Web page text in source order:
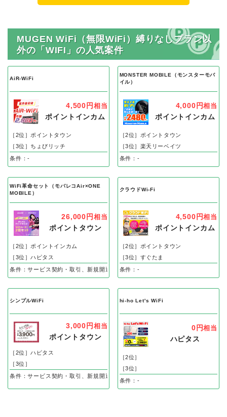
MUGEN WiFi（無限WiFi）縛りなしプラン以
外の「WIFI」の人気案件
AiR-WiFi
4,500円 相当
ポイントインカム
［2位］ポイントタウン
［3位］ちょびリッチ
条件：-
MONSTER MOBILE（モンスターモバ
イル）
4,000円相当
ポイントインカム
［2位］ポイントタウン
［3位］楽天リーベイツ
条件：-
WiFi革命セット（モバレコAir×ONE
MOBILE）
26,000円 相当
ポイントタウン
［2位］ポイントインカム
［3位］ハピタス
条件：サービス契約・取引、新規開通完了（割賦購入）で
クラウドWi-Fi
4,500円相当
ポイントインカム
［2位］ポイントタウン
［3位］すぐたま
条件：-
シンプルWiFi
3,000円 相当
ポイントタウン
［2位］ハピタス
［3位］
条件：サービス契約・取引、新規開通完了で
hi-ho Let's WiFi
0円相当
ハピタス
［2位］
［3位］
条件：-